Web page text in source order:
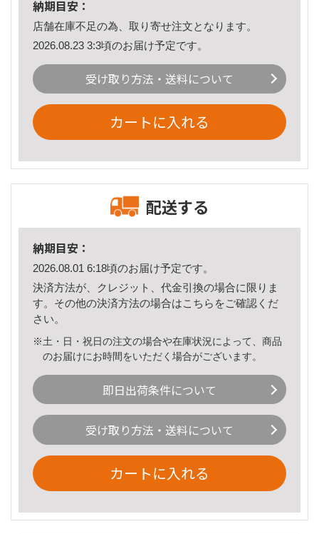
納期目安：
店舗在庫不足の為、取り寄せ注文となります。
2026.08.23 3:3頃のお届け予定です。
受け取り方法・送料について
カートに入れる
配送する
納期目安：
2026.08.01 6:18頃のお届け予定です。
決済方法が、クレジット、代金引換の場合に限りま
す。その他の決済方法の場合はこちら をご確認くだ
さい。
※土・日・祝日の注文の場合や在庫状況によって、商品
のお届けにお時間をいただく場合がございます。
即日出荷条件について
受け取り方法・送料について
カートに入れる